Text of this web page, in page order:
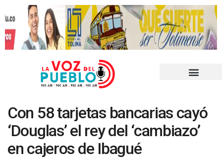
Con 58 tarjetas bancarias cayó
‘Douglas’ el rey del ‘cambiazo’
en cajeros de Ibagué